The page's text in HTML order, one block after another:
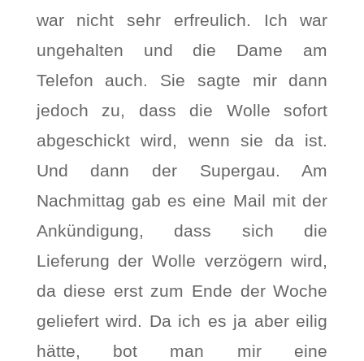
war nicht sehr erfreulich. Ich war
ungehalten und die Dame am
Telefon auch. Sie sagte mir dann
jedoch zu, dass die Wolle sofort
abgeschickt wird, wenn sie da ist.
Und dann der Supergau. Am
Nachmittag gab es eine Mail mit der
Ankündigung, dass sich die
Lieferung der Wolle verzögern wird,
da diese erst zum Ende der Woche
geliefert wird. Da ich es ja aber eilig
hätte, bot man mir eine